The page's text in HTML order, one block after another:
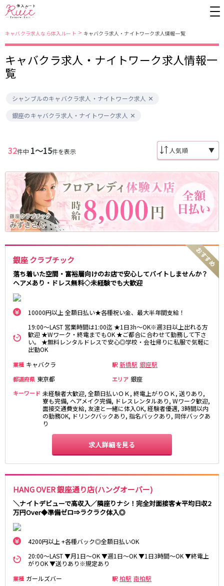
キャバクラ求人なら体入ルート > キャバクラ求人・ナイトワーク求人情報一覧
キャバクラ求人・ナイトワーク求人情報一
覧
シャンブルのキャバクラ求人・ナイトワーク求人
銀座のキャバクラ求人・ナイトワーク求人
32件中 1〜15件を表示 ▼
銀座 クラブチック
落ち着いた空間・富裕層向けのお店で安心してバイトしませんか？
ヘアメあり・ドレス無料◇未経験でも大歓迎
10000円以上 全額日払い★各種祝い金、最大半年間支給！
19:00～LAST 営業時間は1:00迄 ★1日3h～OK※週3日以上出れる方
歓迎 ★Wワーク・終電までもOK ★ご都合に合わせて勤務して下さ
い。 ★無料レンタルドレスで安心◎学校・会社帰りに私服で気軽に
出勤OK
業種 キャバクラ 駅 新橋駅 銀座駅
都道府県 東京都 エリア 銀座
キーワード 未経験者大歓迎, 全額日払いＯＫ, 終電上がりＯＫ, 送りあり,
寮も完備, ヘアメイク完備, ドレスレンタルあり, Wワーク歓迎,
面接交通費支給, 友達と一緒に体入OK, 経験者優遇, 3時間以内
の勤務OK, ドリンクバックあり, 指名バックあり, 同伴バックあ
り
求人詳細を見る
HANG OVER 銀座通り店(ハングオーバー)
＼ナイトデビューで高収入／隣座りナシ！完全対面接客★平均日収2
万円Over◆準備ゼロ⇒ラクラク体入◎
4200円以上 +各種バック◎全額日払いOK
20:00～LAST ▼月1日～OK ▼週1日～OK ▼1日3時間～OK ▼終電上
がりOK ▼送りあり※規定あり
業種 ガールズバー 駅 柏駅 南柏駅
東京都
錦糸町・亀戸
新橋
吉祥寺
町田
五反田
渋谷
北千住
八王子
練馬
六本木
品川・大井町・大森
秋葉原
中野
恵比寿
葛西
自由が丘・学芸大学
三軒茶屋・二子玉川
駒込・日暮里
荻窪・阿佐ヶ谷
浅草・浅草橋・両国
下北沢・経堂
大塚・巣鴨
目黒・中目黒
拝島・小作
綾瀬・竹ノ塚・西新井
調布
高円寺
国分寺
亀有・金町
明大前・烏山
四谷・神楽坂
菊川・瑞江
高田馬場・大久保
西麻布
神奈川県
川崎
藤沢・鎌倉
相模原
厚木
横浜
大和
溝の口
平塚
福富町・伊勢佐木町
横須賀
上大岡・戸塚
新横浜
武蔵小杉
川崎中部
横浜東部
川崎北部
茅ヶ崎
桜木町
横浜西部
小田原・湯河原
綾瀬・海老名・座間
東京メトロ日比谷線
秋葉原駅
北千住駅
恵比寿駅
六本木駅
上野御徒町駅
練馬駅
門前仲町駅
東新宿駅
両国駅
東中野駅
飯田橋駅
麻布十番駅
森下駅
JR中央・総武線
千葉駅
錦糸町駅
秋葉原駅
西船橋駅
津田沼駅
亀戸駅
小岩駅
市川駅
阿佐ヶ谷駅
三鷹駅
新小岩駅
平井駅
稲毛駅
両国駅
西荻窪駅
浅草橋駅
水道橋駅
東中野駅
飯田橋駅
幕張本郷駅
四ツ谷駅
新宿駅
立川駅
吉祥寺駅
神田駅
高円寺駅
荻窪駅
国分寺駅
西荻窪駅
武蔵境駅
水道橋駅